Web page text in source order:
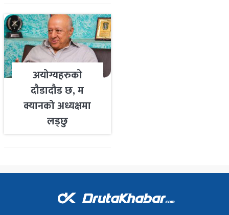
अयोग्यहरुको
दौडादौड छ, म
क्यानको अध्यक्षमा
लड्छु